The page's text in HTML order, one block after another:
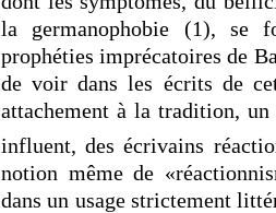
la germanophobie (1), se
prophéties imprécatoires de
de voir dans les écrits de
attachement à la tradition,
influent, des écrivains
notion même de
dans un usage strictement